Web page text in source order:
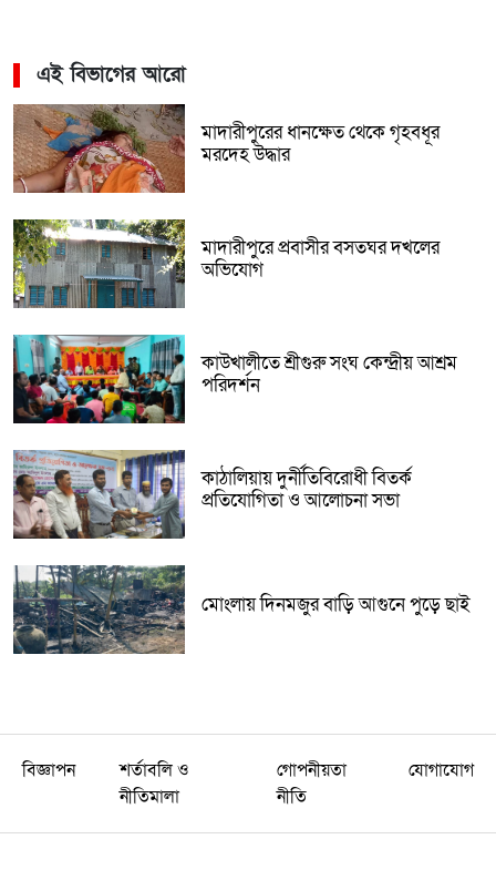
এই বিভাগের আরো
মাদারীপুরের ধানক্ষেত থেকে গৃহবধূর
মরদেহ উদ্ধার
মাদারীপুরে প্রবাসীর বসতঘর দখলের
অভিযোগ
কাউখালীতে শ্রীগুরু সংঘ কেন্দ্রীয় আশ্রম
পরিদর্শন
কাঠালিয়ায় দুর্নীতিবিরোধী বিতর্ক
প্রতিযোগিতা ও আলোচনা সভা
মোংলায় দিনমজুর বাড়ি আগুনে পুড়ে ছাই
বিজ্ঞাপন
শর্তাবলি ও
নীতিমালা
গোপনীয়তা
নীতি
যোগাযোগ